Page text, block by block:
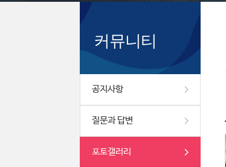
커뮤니티
공지사항
질문과 답변
포토갤러리